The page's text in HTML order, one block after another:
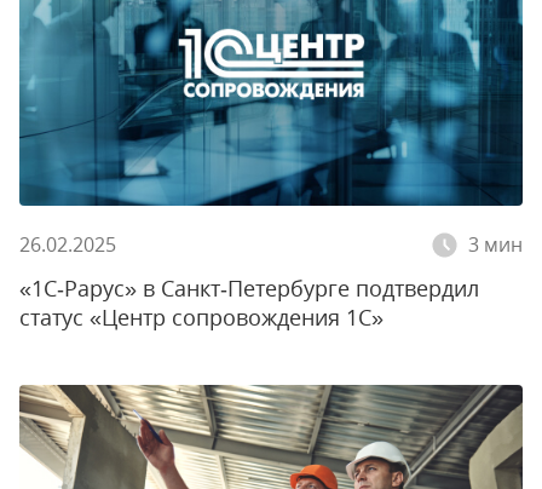
26.02.2025 3 мин
«1С‑Рарус» в Санкт‑Петербурге подтвердил
статус «Центр сопровождения 1С»